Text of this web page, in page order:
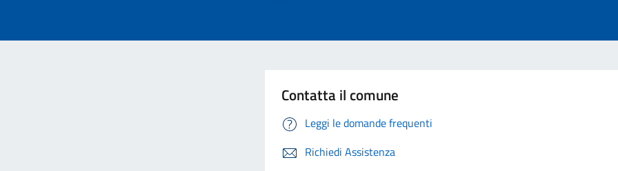
Contatta il comune
Leggi le domande frequenti
Richiedi Assistenza